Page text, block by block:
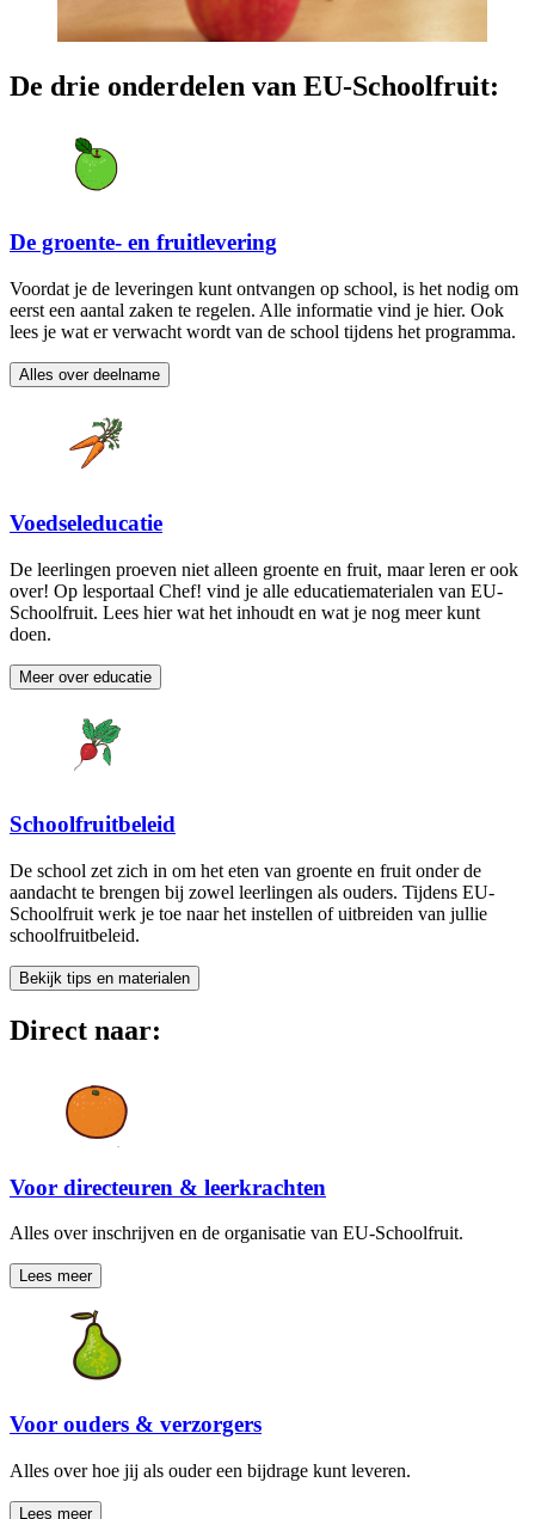
De drie onderdelen van EU-Schoolfruit:
De groente- en fruitlevering
Voordat je de leveringen kunt ontvangen op school, is het nodig om
eerst een aantal zaken te regelen. Alle informatie vind je hier. Ook
lees je wat er verwacht wordt van de school tijdens het programma.
Alles over deelname
Voedseleducatie
De leerlingen proeven niet alleen groente en fruit, maar leren er ook
over! Op lesportaal Chef! vind je alle educatiematerialen van EU-
Schoolfruit. Lees hier wat het inhoudt en wat je nog meer kunt
doen.
Meer over educatie
Schoolfruitbeleid
De school zet zich in om het eten van groente en fruit onder de
aandacht te brengen bij zowel leerlingen als ouders. Tijdens EU-
Schoolfruit werk je toe naar het instellen of uitbreiden van jullie
schoolfruitbeleid.
Bekijk tips en materialen
Direct naar:
Voor directeuren & leerkrachten
Alles over inschrijven en de organisatie van EU-Schoolfruit.
Lees meer
Voor ouders & verzorgers
Alles over hoe jij als ouder een bijdrage kunt leveren.
Lees meer